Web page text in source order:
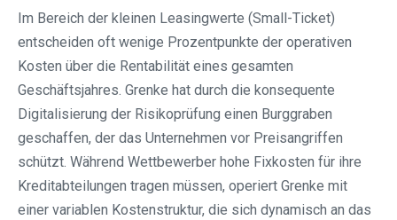
Im Bereich der kleinen Leasingwerte (Small-Ticket)
entscheiden oft wenige Prozentpunkte der operativen
Kosten über die Rentabilität eines gesamten
Geschäftsjahres. Grenke hat durch die konsequente
Digitalisierung der Risikoprüfung einen Burggraben
geschaffen, der das Unternehmen vor Preisangriffen
schützt. Während Wettbewerber hohe Fixkosten für ihre
Kreditabteilungen tragen müssen, operiert Grenke mit
einer variablen Kostenstruktur, die sich dynamisch an das